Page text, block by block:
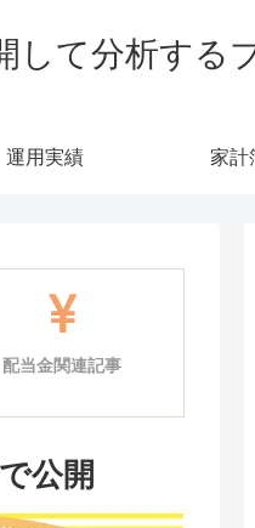
して分析する
運用実績 家計
配当金関連記事
公開